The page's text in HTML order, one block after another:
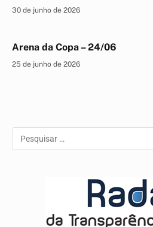
30 de junho de 2026
Arena da Copa – 24/06
25 de junho de 2026